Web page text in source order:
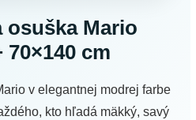
osuška Mario
70×140 cm
v elegantnej modrej farbe
kto hľadá mäkký, savý